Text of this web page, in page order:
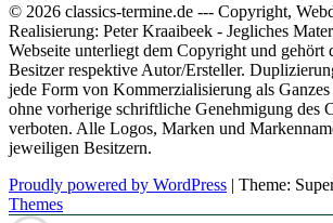
© 2026 classics-termine.de --- Copyright,
Realisierung: Peter Kraaibeek - Jegliches
Webseite unterliegt dem Copyright und gehört
Besitzer respektive Autor/Ersteller.
jede Form von Kommerzialisierung als
ohne vorherige schriftliche Genehmigung des
verboten. Alle Logos, Marken und
jeweiligen Besitzern.
Proudly powered by WordPress | Theme:
Themes